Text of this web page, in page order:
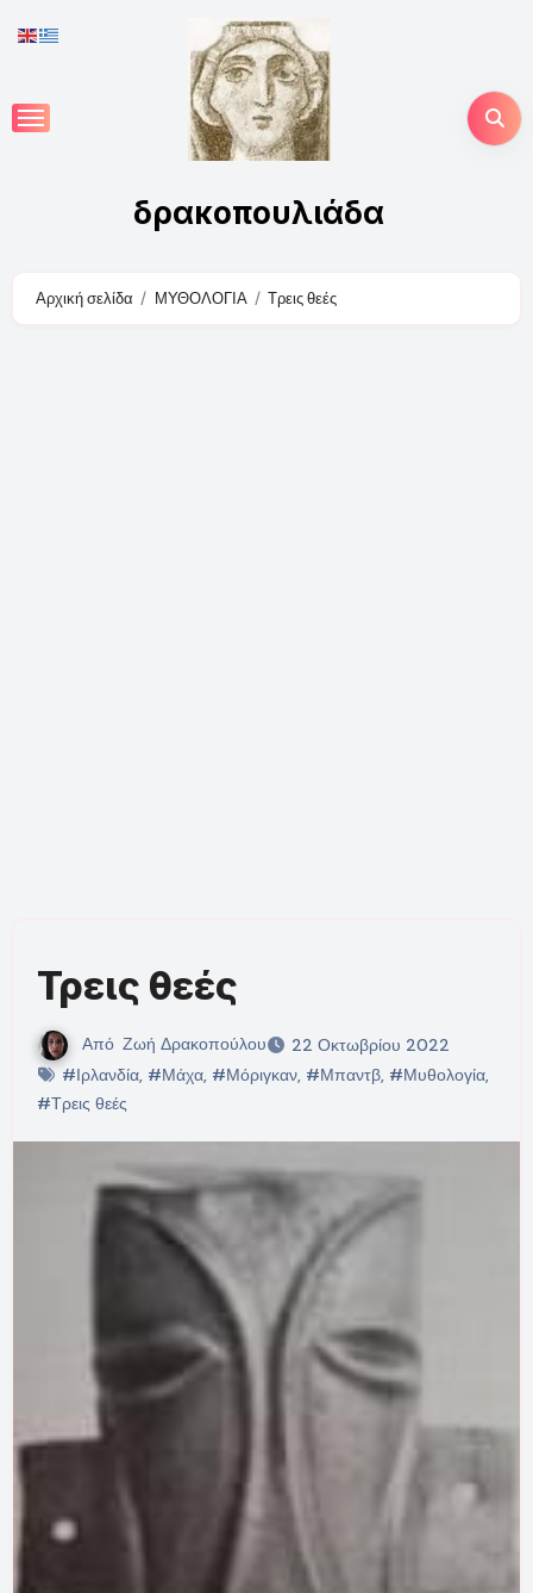
to
δρακοπουλιάδα
Αρχική σελίδα ΜΥΘΟΛΟΓΙΑ Τρεις θεές
Τρεις θεές
Από Ζωή Δρακοπούλου
22 Οκτωβρίου 2022
#Ιρλανδία, #Μάχα, #Μόριγκαν, #Μπαντβ, #Μυθολογία,
#Τρεις θεές